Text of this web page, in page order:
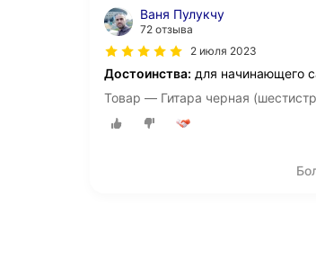
Ваня Пулукчу
72 отзыва
2 июля 2023
Достоинства: для начинающего
Товар — Гитара черная